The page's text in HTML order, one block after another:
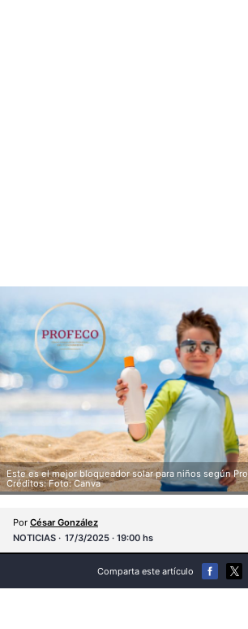
Este es el mejor bloqueador solar para niños según
Créditos: Foto: Canva
Por César González
NOTICIAS
17/3/2025 · 19:00 hs
Comparta este artículo